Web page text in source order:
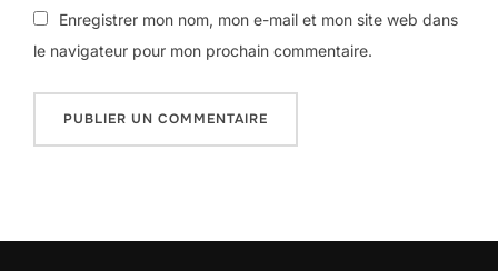
Enregistrer mon nom, mon e-mail et mon site web dans
le navigateur pour mon prochain commentaire.